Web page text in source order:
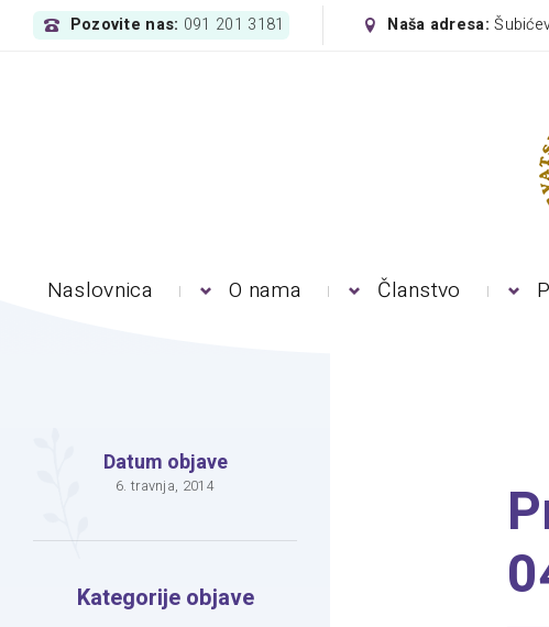
Pozovite nas: 091 201 3181 Naša adresa:
Naslovnica O nama Članstvo
Datum objave
6. travnja, 2014
Kategorije objave